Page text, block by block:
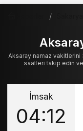
Aksaray namaz
saatleri takip edin
İmsak
04:12